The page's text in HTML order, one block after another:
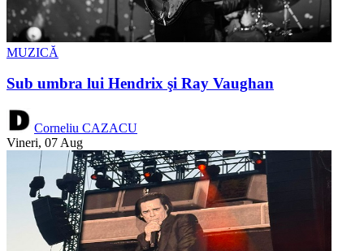
MUZICĂ
Sub umbra lui Hendrix şi Ray Vaughan
Corneliu CAZACU
Vineri, 07 Aug